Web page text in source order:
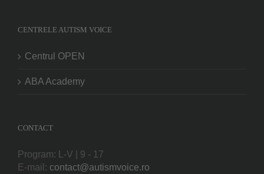
CENTRELE AUTISM VOICE
Centrul OPEN
ABA Academy
CONTACT
Program: L-V | 9 - 17
E-mail: contact@autismvoice.ro